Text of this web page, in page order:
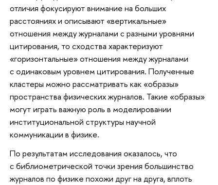
отличия фокусируют внимание на больших
расстояниях и описывают «вертикальные»
отношения между журналами с разными уровнями
цитирования, то сходства характеризуют
«горизонтальные» отношения между журналами
с одинаковым уровнем цитирования. Полученные
кластеры можно рассматривать как «образы»
пространства физических журналов. Такие «образы»
могут играть важную роль в моделировании
институциональной структуры научной
коммуникации в физике.
По результатам исследования оказалось, что
с библиометрической точки зрения большинство
журналов по физике похожи друг на друга, вплоть